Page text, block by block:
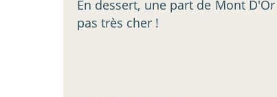
En dessert, une part de Mont
pas très cher !